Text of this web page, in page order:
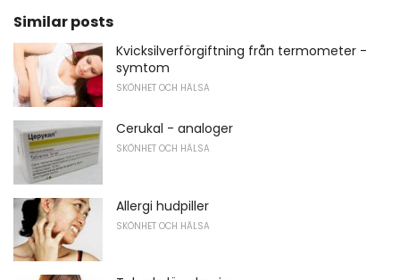
Similar posts
Kvicksilverförgiftning från termometer -
symtom
SKÖNHET OCH HÄLSA
Cerukal - analoger
SKÖNHET OCH HÄLSA
Allergi hudpiller
SKÖNHET OCH HÄLSA